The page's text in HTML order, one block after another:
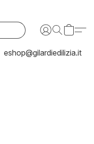
eshop@gilardiedilizia.it